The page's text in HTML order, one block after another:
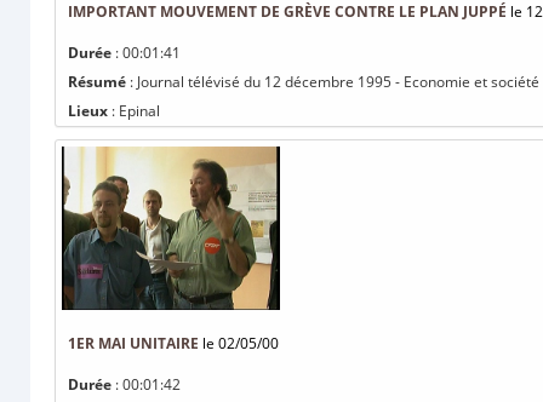
IMPORTANT MOUVEMENT DE GRÈVE CONTRE LE PLAN JUPPÉ le
Durée : 00:01:41
Résumé : Journal télévisé du 12 décembre 1995 - Economie et
Lieux : Epinal
1ER MAI UNITAIRE le 02/05/00
Durée : 00:01:42